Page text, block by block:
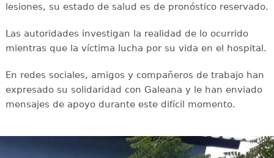
lesiones, su estado de salud es de pronóstico reservado.
Las autoridades investigan la realidad de lo ocurrido
mientras que la víctima lucha por su vida en el hospital.
En redes sociales, amigos y compañeros de trabajo han
expresado su solidaridad con Galeana y le han enviado
mensajes de apoyo durante este difícil momento.